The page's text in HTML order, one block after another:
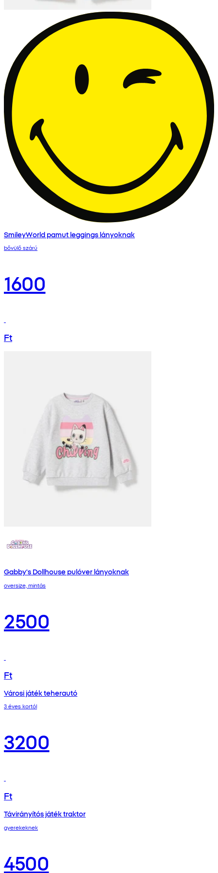
SmileyWorld pamut leggings lányoknak
bővülő szárú
1600
Ft
Gabby's Dollhouse pulóver lányoknak
oversize, mintás
2500
Ft
Városi játék teherautó
3 éves kortól
3200
Ft
Távirányítós játék traktor
gyerekeknek
4500